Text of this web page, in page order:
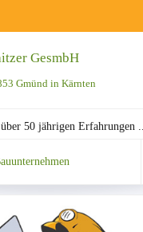
GesmbH
Gmünd in Kärnten
50 jährigen Erfahrungen ...